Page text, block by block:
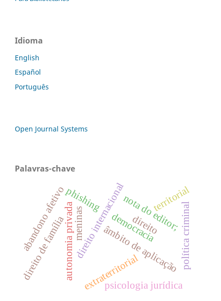
Idioma
English
Español
Português
Open Journal Systems
Palavras-chave
direito
direito internacionalnota do editor;
âmbito de aplicação
territorial
extraterritorial
autonomia privada
phishing
política criminal
abandono afetivo
direito de família
psicologia jurídica
democracia
meninas